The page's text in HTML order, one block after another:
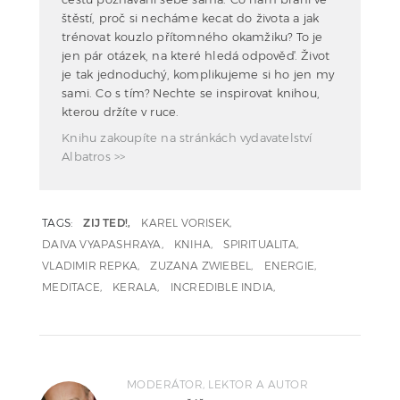
štěstí, proč si necháme kecat do života a jak
trénovat kouzlo přítomného okamžiku? To je
jen pár otázek, na které hledá odpověď. Život
je tak jednoduchý, komplikujeme si ho jen my
sami. Co s tím? Nechte se inspirovat knihou,
kterou držíte v ruce.
Knihu zakoupíte na stránkách vydavatelství
Albatros >>
TAGS: ZIJ TED!
KAREL VORISEK
DAIVA VYAPASHRAYA
KNIHA
SPIRITUALITA
VLADIMIR REPKA
ZUZANA ZWIEBEL
ENERGIE
MEDITACE
KERALA INCREDIBLE INDIA
MODERÁTOR, LEKTOR A AUTOR